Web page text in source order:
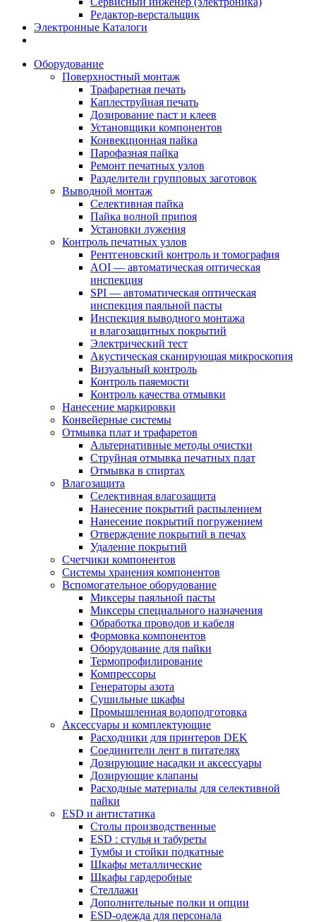
Редактор-верстальщик
Электронные Каталоги
Оборудование
Поверхностный монтаж
Трафаретная печать
Каплеструйная печать
Дозирование паст и клеев
Установщики компонентов
Конвекционная пайка
Парофазная пайка
Ремонт печатных узлов
Разделители групповых заготовок
Выводной монтаж
Селективная пайка
Пайка волной припоя
Установки лужения
Контроль печатных узлов
Рентгеновский контроль и томография
AOI — автоматическая оптическая
инспекция
SPI — автоматическая оптическая
инспекция паяльной пасты
Инспекция выводного монтажа
и влагозащитных покрытий
Электрический тест
Акустическая сканирующая микроскопия
Визуальный контроль
Контроль паяемости
Контроль качества отмывки
Нанесение маркировки
Конвейерные системы
Отмывка плат и трафаретов
Альтернативные методы очистки
Струйная отмывка печатных плат
Отмывка в спиртах
Влагозащита
Селективная влагозащита
Нанесение покрытий распылением
Нанесение покрытий погружением
Отверждение покрытий в печах
Удаление покрытий
Счетчики компонентов
Системы хранения компонентов
Вспомогательное оборудование
Миксеры паяльной пасты
Миксеры специального назначения
Обработка проводов и кабеля
Формовка компонентов
Оборудование для пайки
Термопрофилирование
Компрессоры
Генераторы азота
Сушильные шкафы
Промышленная водоподготовка
Аксессуары и комплектующие
Расходники для принтеров DEK
Соединители лент в питателях
Дозирующие насадки и аксессуары
Дозирующие клапаны
Расходные материалы для селективной
пайки
ESD и антистатика
Столы производственные
ESD : cтулья и табуреты
Тумбы и стойки подкатные
Шкафы металлические
Шкафы гардеробные
Стеллажи
Дополнительные полки и опции
ESD-одежда для персонала